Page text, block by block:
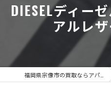
DIESELディー
アルレ